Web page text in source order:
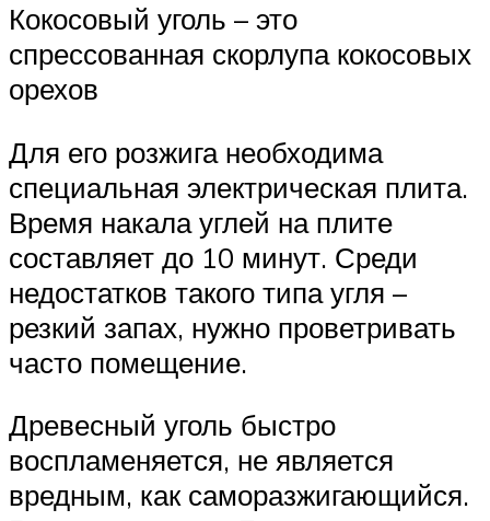
Кокосовый уголь – это
спрессованная скорлупа кокосовых
орехов
Для его розжига необходима
специальная электрическая плита.
Время накала углей на плите
составляет до 10 минут. Среди
недостатков такого типа угля –
резкий запах, нужно проветривать
часто помещение.
Древесный уголь быстро
воспламеняется, не является
вредным, как саморазжигающийся.